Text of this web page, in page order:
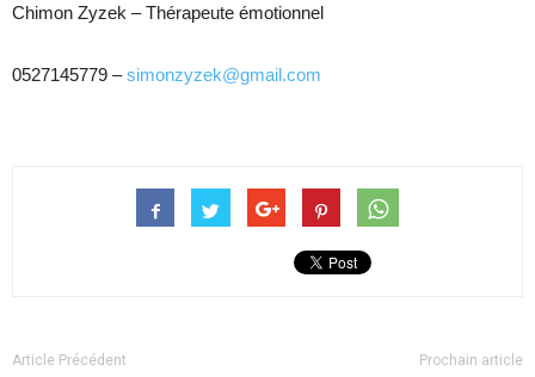
Chimon Zyzek – Thérapeute émotionnel
0527145779 –simonzyzek@gmail.com
Article Précédent Prochain article